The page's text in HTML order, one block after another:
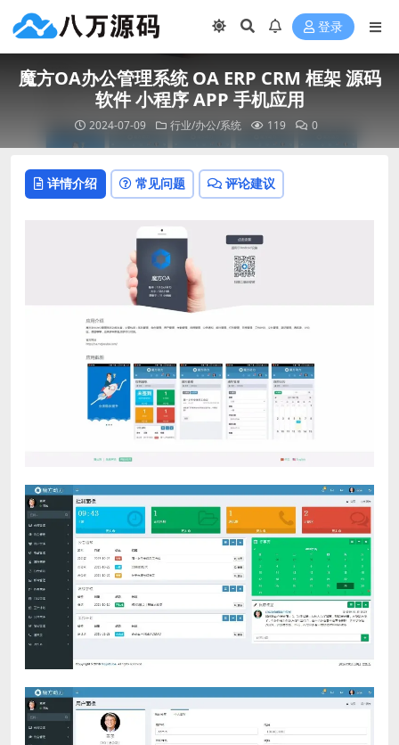
登录
魔方OA办公管理系统 OA ERP CRM 框架 源码
软件 小程序 APP 手机应用
2024-07-09 行业/办公/系统 119 0
详情介绍 常见问题 评论建议